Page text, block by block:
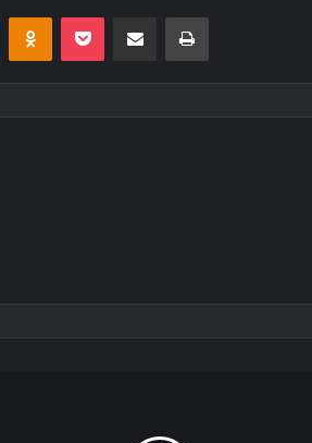
VKontakteOdnoklassniki
Pocket E-Posta ile paylaş Yazdır